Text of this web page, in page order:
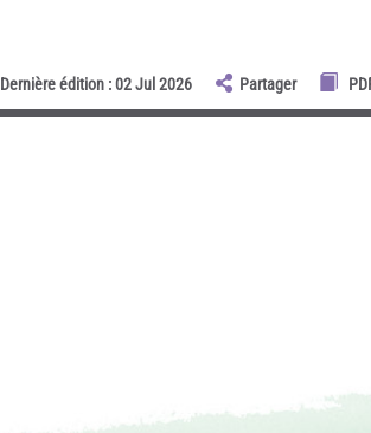
Dernière édition : 02 Jul 2026 Partager